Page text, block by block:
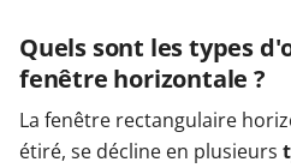
Quels sont les types
fenêtre horizontale ?
La fenêtre rectangulaire
étiré, se décline en plusieurs